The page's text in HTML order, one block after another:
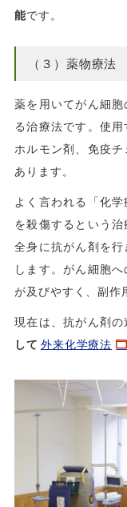
能です。
（３）薬物療法
薬を用いてがん細
る治療法です。使用
ホルモン剤、免疫
あります。
よく言われる「化
を殺傷するという
全身に抗がん剤を
します。がん細胞
が及びやすく、副作
現在は、抗がん剤の
して 外来化学療法